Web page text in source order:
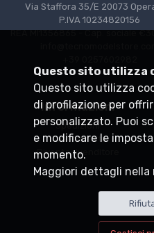
Via Staffora 35/E 20073
P.IVA 10234820156
REA MI1356865 - Cap. sociale
Informazioni
Spedizioni
Punti vendita
Diventa rivenditore
Questo sito utilizza
Questo sito utilizza
di profilazione per
personalizzato. Puoi
e modificare le
momento.
Maggiori dettagli nella